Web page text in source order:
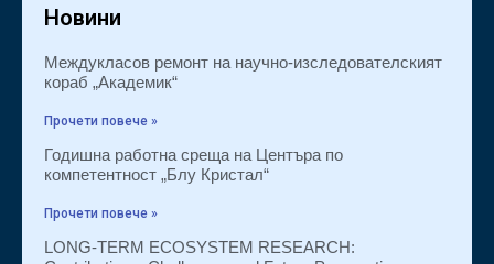
Новини
Междукласов ремонт на научно-изследователският
кораб „Академик“
Прочети повече »
Годишна работна среща на Центъра по
компетентност „Блу Кристал“
Прочети повече »
LONG-TERM ECOSYSTEM RESEARCH: